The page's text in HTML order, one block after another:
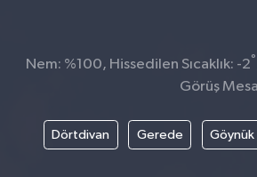
Nem: %100, Hissedilen Sıcaklık: -2°
Görüş
Dörtdivan Gerede Göynük